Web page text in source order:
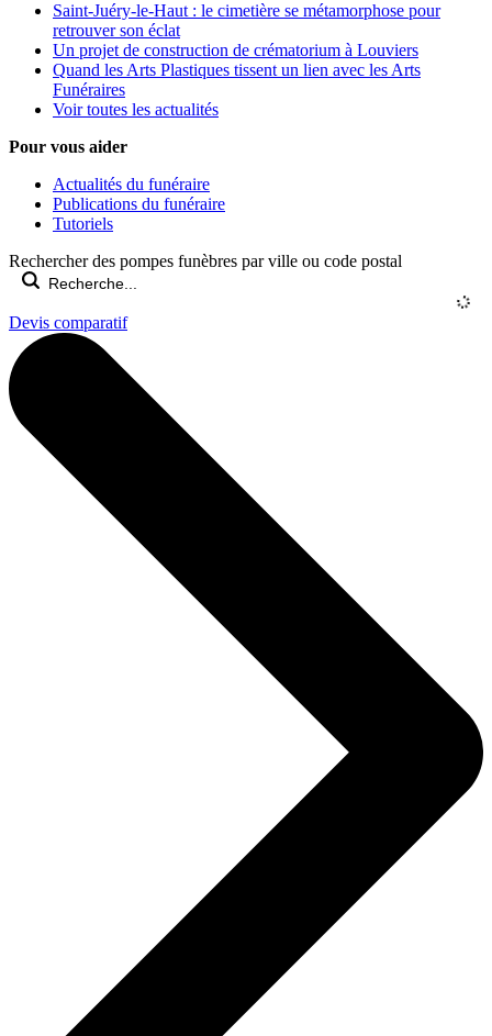
Saint-Juéry-le-Haut : le cimetière se métamorphose pour
retrouver son éclat
Un projet de construction de crématorium à Louviers
Quand les Arts Plastiques tissent un lien avec les Arts
Funéraires
Voir toutes les actualités
Pour vous aider
Actualités du funéraire
Publications du funéraire
Tutoriels
Rechercher des pompes funèbres par ville ou code postal
Devis comparatif